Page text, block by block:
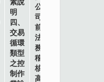
素說
明
四、
交易
循環
類型
之控
制作
公
司
前
法
務
稽
核
高